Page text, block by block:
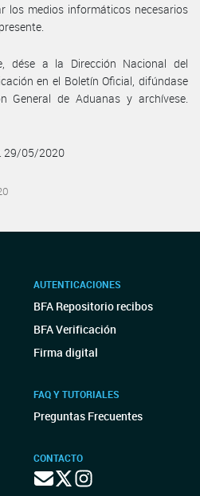
los medios informáticos necesarios
dése a la Dirección Nacional del
en el Boletín Oficial, difúndase
General de Aduanas y archívese.
29/05/2020
AUTENTICACIONES
BFA Repositorio recibos
BFA Verificación
Firma digital
FAQ Y TUTORIALES
Preguntas Frecuentes
CONTACTO